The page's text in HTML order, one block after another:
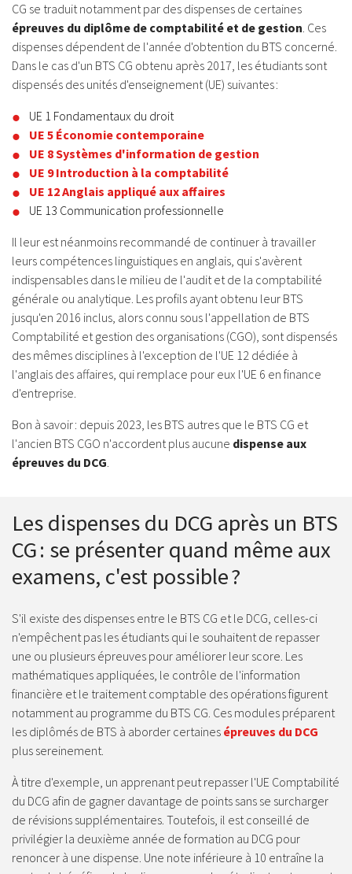
CG se traduit notamment par des dispenses de certaines
épreuves du diplôme de comptabilité et de gestion. Ces
dispenses dépendent de l'année d'obtention du BTS concerné.
Dans le cas d'un BTS CG obtenu après 2017, les étudiants sont
dispensés des unités d'enseignement (UE) suivantes :
UE 1 Fondamentaux du droit
UE 5 Économie contemporaine
UE 8 Systèmes d'information de gestion
UE 9 Introduction à la comptabilité
UE 12 Anglais appliqué aux affaires
UE 13 Communication professionnelle
Il leur est néanmoins recommandé de continuer à travailler
leurs compétences linguistiques en anglais, qui s'avèrent
indispensables dans le milieu de l'audit et de la comptabilité
générale ou analytique. Les profils ayant obtenu leur BTS
jusqu'en 2016 inclus, alors connu sous l'appellation de BTS
Comptabilité et gestion des organisations (CGO), sont dispensés
des mêmes disciplines à l'exception de l'UE 12 dédiée à
l'anglais des affaires, qui remplace pour eux l'UE 6 en finance
d'entreprise.
Bon à savoir : depuis 2023, les BTS autres que le BTS CG et
l'ancien BTS CGO n'accordent plus aucune dispense aux
épreuves du DCG.
Les dispenses du DCG après un BTS
CG : se présenter quand même aux
examens, c'est possible ?
S'il existe des dispenses entre le BTS CG et le DCG, celles-ci
n'empêchent pas les étudiants qui le souhaitent de repasser
une ou plusieurs épreuves pour améliorer leur score. Les
mathématiques appliquées, le contrôle de l'information
financière et le traitement comptable des opérations figurent
notamment au programme du BTS CG. Ces modules préparent
les diplômés de BTS à aborder certaines épreuves du DCG
plus sereinement.
À titre d'exemple, un apprenant peut repasser l'UE Comptabilité
du DCG afin de gagner davantage de points sans se surcharger
de révisions supplémentaires. Toutefois, il est conseillé de
privilégier la deuxième année de formation au DCG pour
renoncer à une dispense. Une note inférieure à 10 entraîne la